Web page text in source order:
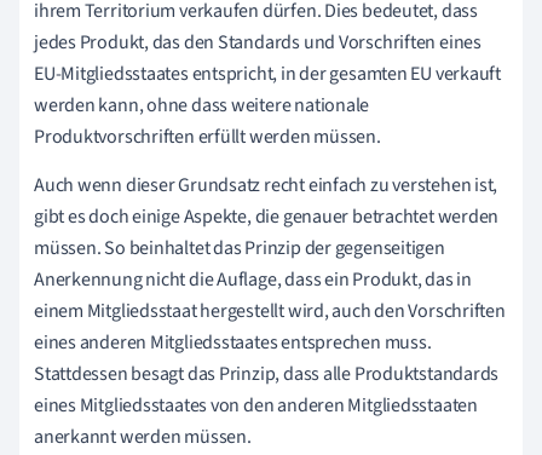
ihrem Territorium verkaufen dürfen. Dies bedeutet, dass
jedes Produkt, das den Standards und Vorschriften eines
EU-Mitgliedsstaates entspricht, in der gesamten EU verkauft
werden kann, ohne dass weitere nationale
Produktvorschriften erfüllt werden müssen.
Auch wenn dieser Grundsatz recht einfach zu verstehen ist,
gibt es doch einige Aspekte, die genauer betrachtet werden
müssen. So beinhaltet das Prinzip der gegenseitigen
Anerkennung nicht die Auflage, dass ein Produkt, das in
einem Mitgliedsstaat hergestellt wird, auch den Vorschriften
eines anderen Mitgliedsstaates entsprechen muss.
Stattdessen besagt das Prinzip, dass alle Produktstandards
eines Mitgliedsstaates von den anderen Mitgliedsstaaten
anerkannt werden müssen.